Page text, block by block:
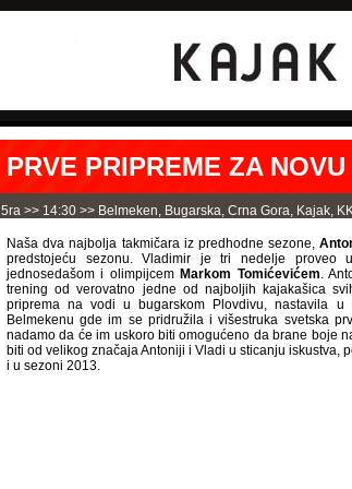
PRVE PRIPREME ZA
5ra >> 14:30 >> Belmeken, Bugarska, Crna Gora, Kajak,
Naša dva najbolja takmičara iz predhodne sezone,
predstojeću sezonu. Vladimir je tri nedelje proveo
jednosedašom i olimpijcem Markom Tomićevićem.
trening od verovatno jedne od najboljih kajakašica
priprema na vodi u bugarskom Plovdivu, nastavila
Belmekenu gde im se pridružila i višestruka svetska
nadamo da će im uskoro biti omogućeno da brane boje
biti od velikog značaja Antoniji i Vladi u sticanju iskustva,
i u sezoni 2013.